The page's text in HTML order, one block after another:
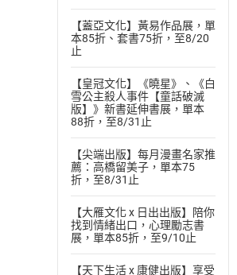
【蓋亞文化】黃易作品展，單
本85折、套書75折，至8/20
止
【皇冠文化】《曉星》、《白
雪公主殺人事件【童話破滅
版】》新書延伸書展，單本
88折，至8/31止
【尖端出版】每月漫畫名家推
薦：高橋留美子，單本75
折，至8/31止
【大雁文化 x 日出出版】陪你
找到情緒出口，心理勵志書
展，單本85折，至9/10止
【天下生活 x 康健出版】享受